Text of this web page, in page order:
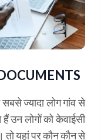
ज्यादा लोग गांव से
हैं उन लोगों को केवाईसी
तो यहां पर कौन कौन से